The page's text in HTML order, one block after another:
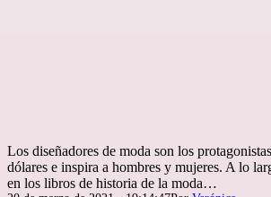
Los diseñadores de moda son los
dólares e inspira a hombres y mujeres. A lo
en los libros de historia de la moda…